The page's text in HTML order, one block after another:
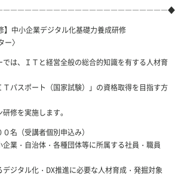
】中小企業デジタル化基礎力養成研修
〉
は、ＩＴと経営全般の総合的知識を有する人材育
Ｔパスポート（国家試験）」の資格取得を目指す方
修を実施します。
（受講者個別申込み）
・自治体・各種団体等に所属する社員・職員
ジタル化・DX推進に必要な人材育成・発掘対象